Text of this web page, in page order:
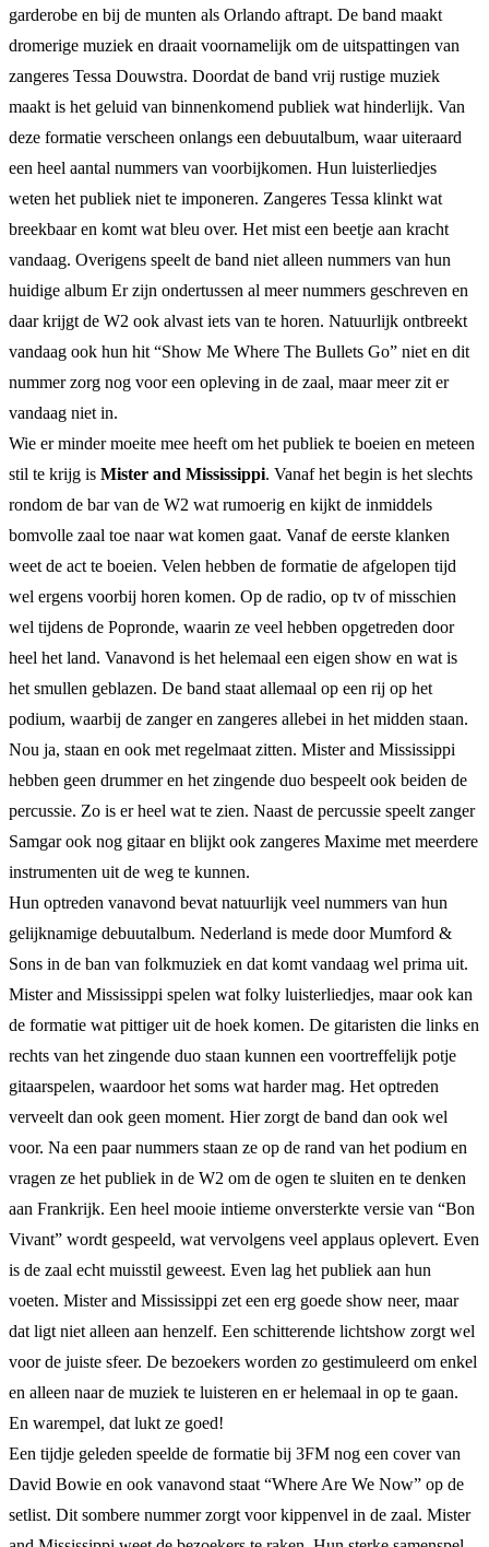
garderobe en bij de munten als Orlando aftrapt. De band maakt
dromerige muziek en draait voornamelijk om de uitspattingen van
zangeres Tessa Douwstra. Doordat de band vrij rustige muziek
maakt is het geluid van binnenkomend publiek wat hinderlijk. Van
deze formatie verscheen onlangs een debuutalbum, waar uiteraard
een heel aantal nummers van voorbijkomen. Hun luisterliedjes
weten het publiek niet te imponeren. Zangeres Tessa klinkt wat
breekbaar en komt wat bleu over. Het mist een beetje aan kracht
vandaag. Overigens speelt de band niet alleen nummers van hun
huidige album Er zijn ondertussen al meer nummers geschreven en
daar krijgt de W2 ook alvast iets van te horen. Natuurlijk ontbreekt
vandaag ook hun hit “Show Me Where The Bullets Go” niet en dit
nummer zorg nog voor een opleving in de zaal, maar meer zit er
vandaag niet in.
Wie er minder moeite mee heeft om het publiek te boeien en meteen
stil te krijg is Mister and Mississippi. Vanaf het begin is het slechts
rondom de bar van de W2 wat rumoerig en kijkt de inmiddels
bomvolle zaal toe naar wat komen gaat. Vanaf de eerste klanken
weet de act te boeien. Velen hebben de formatie de afgelopen tijd
wel ergens voorbij horen komen. Op de radio, op tv of misschien
wel tijdens de Popronde, waarin ze veel hebben opgetreden door
heel het land. Vanavond is het helemaal een eigen show en wat is
het smullen geblazen. De band staat allemaal op een rij op het
podium, waarbij de zanger en zangeres allebei in het midden staan.
Nou ja, staan en ook met regelmaat zitten. Mister and Mississippi
hebben geen drummer en het zingende duo bespeelt ook beiden de
percussie. Zo is er heel wat te zien. Naast de percussie speelt zanger
Samgar ook nog gitaar en blijkt ook zangeres Maxime met meerdere
instrumenten uit de weg te kunnen.
Hun optreden vanavond bevat natuurlijk veel nummers van hun
gelijknamige debuutalbum. Nederland is mede door Mumford &
Sons in de ban van folkmuziek en dat komt vandaag wel prima uit.
Mister and Mississippi spelen wat folky luisterliedjes, maar ook kan
de formatie wat pittiger uit de hoek komen. De gitaristen die links en
rechts van het zingende duo staan kunnen een voortreffelijk potje
gitaarspelen, waardoor het soms wat harder mag. Het optreden
verveelt dan ook geen moment. Hier zorgt de band dan ook wel
voor. Na een paar nummers staan ze op de rand van het podium en
vragen ze het publiek in de W2 om de ogen te sluiten en te denken
aan Frankrijk. Een heel mooie intieme onversterkte versie van “Bon
Vivant” wordt gespeeld, wat vervolgens veel applaus oplevert. Even
is de zaal echt muisstil geweest. Even lag het publiek aan hun
voeten. Mister and Mississippi zet een erg goede show neer, maar
dat ligt niet alleen aan henzelf. Een schitterende lichtshow zorgt wel
voor de juiste sfeer. De bezoekers worden zo gestimuleerd om enkel
en alleen naar de muziek te luisteren en er helemaal in op te gaan.
En warempel, dat lukt ze goed!
Een tijdje geleden speelde de formatie bij 3FM nog een cover van
David Bowie en ook vanavond staat “Where Are We Now” op de
setlist. Dit sombere nummer zorgt voor kippenvel in de zaal. Mister